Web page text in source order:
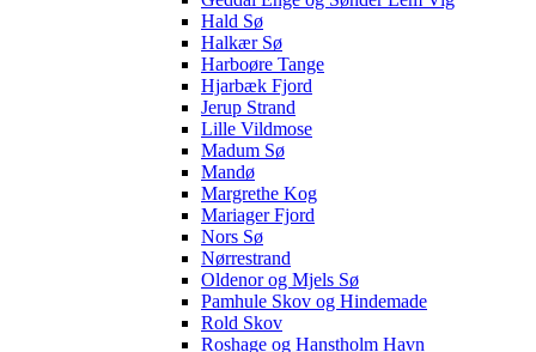
Hald Sø
Halkær Sø
Harboøre Tange
Hjarbæk Fjord
Jerup Strand
Lille Vildmose
Madum Sø
Mandø
Margrethe Kog
Mariager Fjord
Nors Sø
Nørrestrand
Oldenor og Mjels Sø
Pamhule Skov og Hindemade
Rold Skov
Roshage og Hanstholm Havn